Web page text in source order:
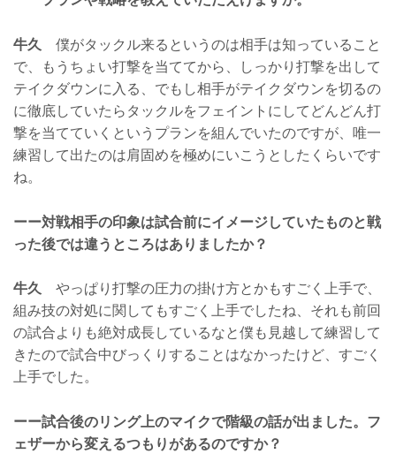
牛久
僕がタックル来るというのは相手は知っていること
で、もうちょい打撃を当ててから、しっかり打撃を出して
テイクダウンに入る、でもし相手がテイクダウンを切るの
に徹底していたらタックルをフェイントにしてどんどん打
撃を当てていくというプランを組んでいたのですが、唯一
練習して出たのは肩固めを極めにいこうとしたくらいです
ね。
ーー対戦相手の印象は試合前にイメージしていたものと戦
った後では違うところはありましたか？
牛久
やっぱり打撃の圧力の掛け方とかもすごく上手で、
組み技の対処に関してもすごく上手でしたね、それも前回
の試合よりも絶対成長しているなと僕も見越して練習して
きたので試合中びっくりすることはなかったけど、すごく
上手でした。
ーー試合後のリング上のマイクで階級の話が出ました。フ
ェザーから変えるつもりがあるのですか？